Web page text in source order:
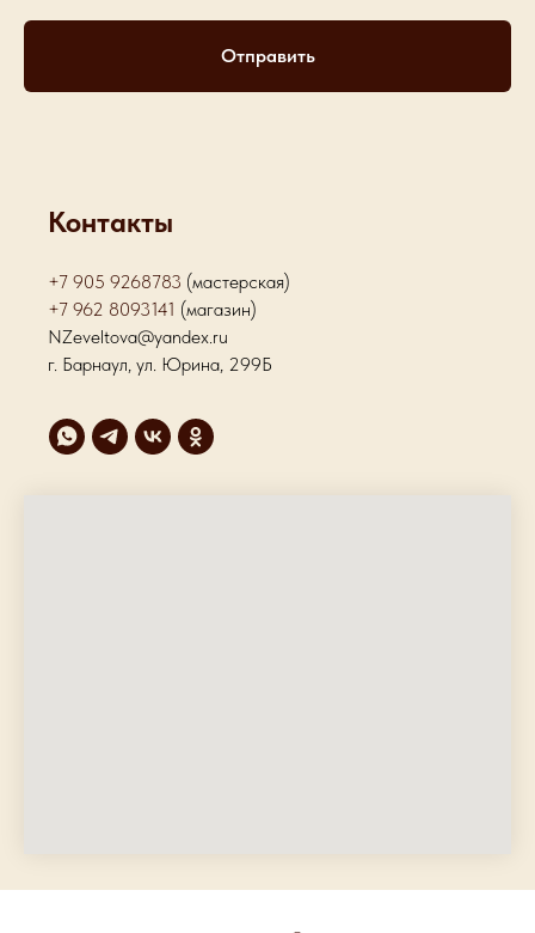
Отправить
Контакты
+7 905 9268783 (мастерская)
+7 962 8093141 (магазин)
NZeveltova@yandex.ru
г. Барнаул, ул. Юрина, 299Б